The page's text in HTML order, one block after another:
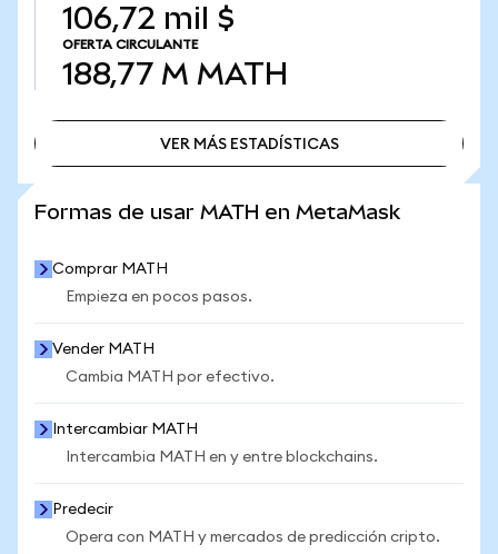
106,72 mil $
OFERTA CIRCULANTE
188,77 M MATH
VER MÁS ESTADÍSTICAS
Formas de usar MATH en MetaMask
Comprar MATH
Empieza en pocos pasos.
Vender MATH
Cambia MATH por efectivo.
Intercambiar MATH
Intercambia MATH en y entre blockchains.
Predecir
Opera con MATH y mercados de predicción cripto.